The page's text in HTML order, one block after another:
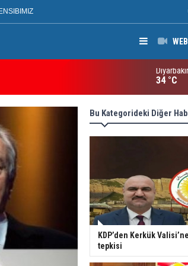
Irak: Silah bırakmayan gruplara terör
Diyarbakır
34 °C
Bu Kategorideki Diğer
KDP’den Kerkük
tepkisi